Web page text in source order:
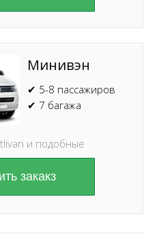
Минивэн
и подобные
✔ 5-8 пассажиров
✔ 7 багажа
закакз